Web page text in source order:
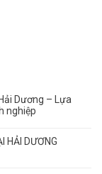
Dương – Lựa
nghiệp
HẢI DƯƠNG